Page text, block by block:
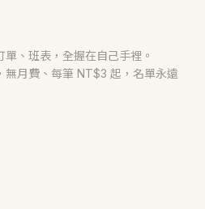
、班表，全握在自己手裡。
無月費、每筆 NT$3 起，名單永遠